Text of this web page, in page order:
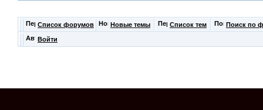
Список форумов Новые темы Список тем Поиск по
Войти